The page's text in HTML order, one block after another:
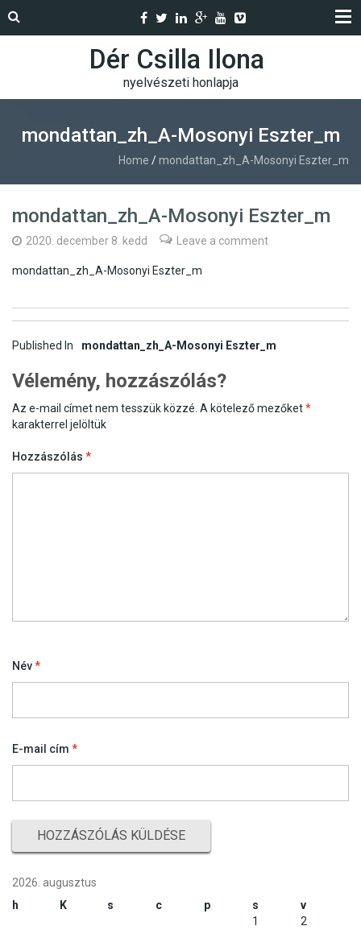
Dér Csilla Ilona
nyelvészeti honlapja
mondattan_zh_A-Mosonyi Eszter_m
Home /mondattan_zh_A-Mosonyi Eszter_m
mondattan_zh_A-Mosonyi Eszter_m
2020. december 8. kedd Leave a comment
mondattan_zh_A-Mosonyi Eszter_m
Post
navigation
Published In mondattan_zh_A-Mosonyi Eszter_m
Vélemény, hozzászólás?
Az e-mail címet nem tesszük közzé. A kötelező mezőket*
karakterrel jelöltük
Hozzászólás *
Név*
E-mail cím *
2026. augusztus
h
K s c p s
v
1
2